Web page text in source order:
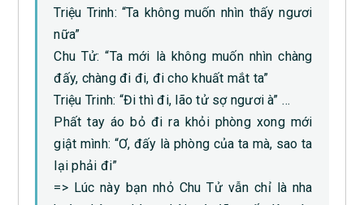
Triệu Trinh: “Ta không muốn nhìn thấy ngươi
nữa”
Chu Tử: “Ta mới là không muốn nhìn chàng
đấy, chàng đi đi, đi cho khuất mắt ta”
Triệu Trinh: “Đi thì đi, lão tử sợ ngươi à” …
Phất tay áo bỏ đi ra khỏi phòng xong mới
giật mình: “Ơ, đấy là phòng của ta mà, sao ta
lại phải đi”
=> Lúc này bạn nhỏ Chu Tử vẫn chỉ là nha